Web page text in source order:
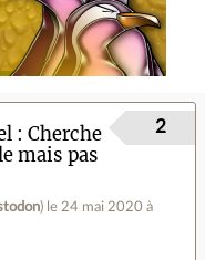
Cherche
mais pas
) le 24 mai 2020 à
2